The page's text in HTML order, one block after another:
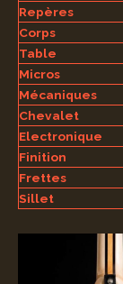
Repères
Corps
Table
Micros
Mécaniques
Chevalet
Electronique
Finition
Frettes
Sillet